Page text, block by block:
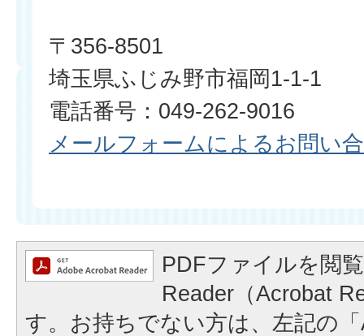
〒356-8501
埼玉県ふじみ野市福岡1-1-1
電話番号：049-262-9016
メールフォームによるお問い
PDFファイルを閲
Reader（Acrobat
す。お持ちでない方は、左記の